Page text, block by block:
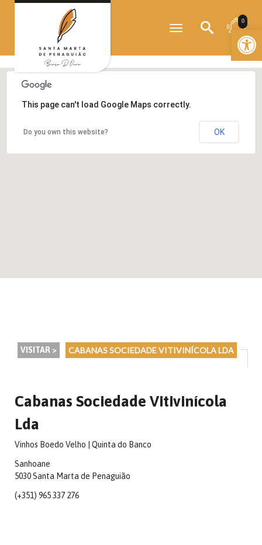
0
Toggle
This page can't load Google Maps correctly.
Do you own this website? OK
VISITAR > CABANAS SOCIEDADE VITIVINÍCOLA LDA
Cabanas Sociedade Vitivinícola
Lda
Vinhos Boedo Velho | Quinta do Banco
Sanhoane
5030 Santa Marta de Penaguião
(+351) 965 337 276